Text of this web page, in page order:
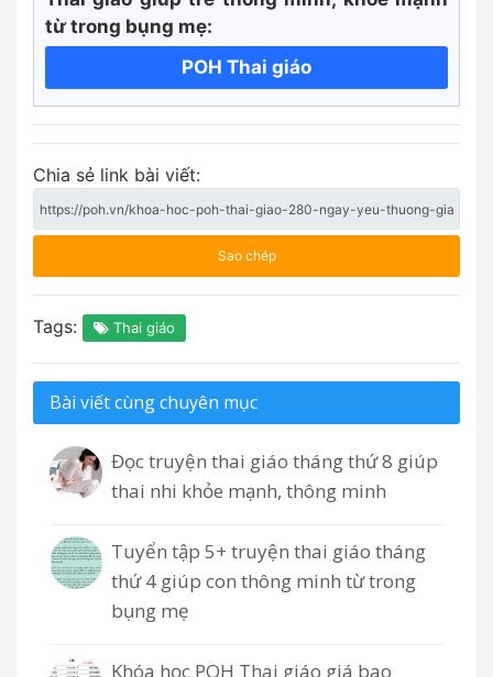
từ trong bụng mẹ:
POH Thai giáo
Chia sẻ link bài viết:
Sao chép
Tags: Thai giáo
Bài viết cùng chuyên mục
Đọc truyện thai giáo tháng thứ 8 giúp
thai nhi khỏe mạnh, thông minh
Tuyển tập 5+ truyện thai giáo tháng
thứ 4 giúp con thông minh từ trong
bụng mẹ
Khóa học POH Thai giáo giá bao